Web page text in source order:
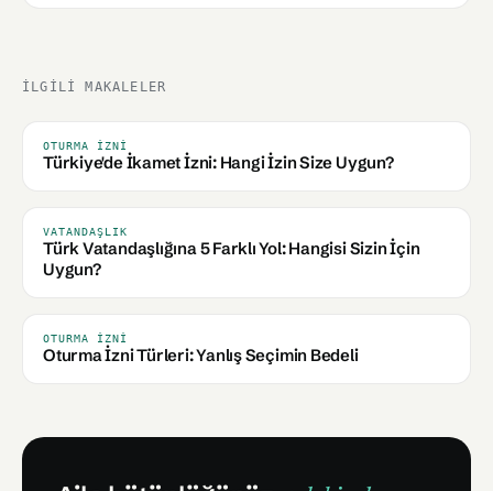
İLGILI MAKALELER
OTURMA İZNI
Türkiye'de İkamet İzni: Hangi İzin Size Uygun?
VATANDAŞLIK
Türk Vatandaşlığına 5 Farklı Yol: Hangisi Sizin İçin
Uygun?
OTURMA İZNI
Oturma İzni Türleri: Yanlış Seçimin Bedeli